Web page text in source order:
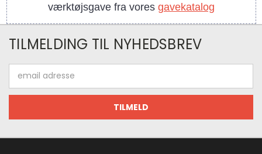
værktøjsgave fra vores gavekatalog
TILMELDING TIL NYHEDSBREV
adresse